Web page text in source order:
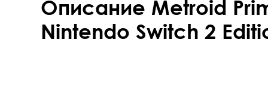
Описание Metroid
Nintendo Switch 2